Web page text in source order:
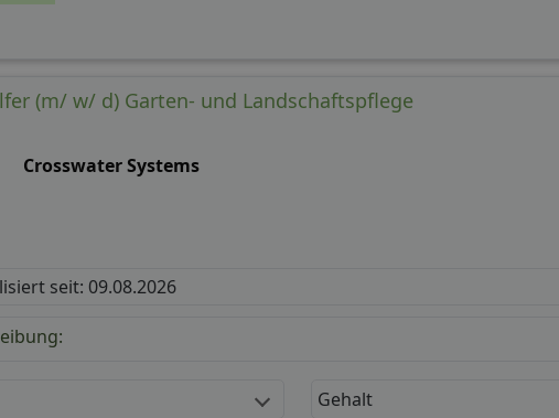
(m/ w/ d) Garten- und Landschaftspflege
Crosswater Systems
seit: 09.08.2026
Gehalt